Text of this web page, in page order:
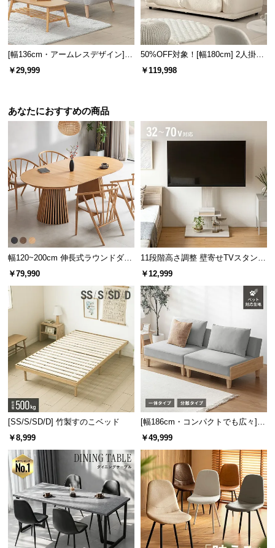
経
路
に
つ
て
返
品・
ン
セ
ル
に
い
て
保
て
会
規
約
い
て
客
[幅136cm・アームレスデザイン]
北欧調 2人掛けソファ シープボア
￥29,999
50%OFF対象！[幅180cm] 2人掛け
ソファ
￥119,998
あなたにおすすめの商品
幅120~200cm 伸長式ラウンドダイ
ニングテーブル 6人掛け 天然木突
￥79,990
11段階高さ調整 壁寄せTVスタンド
キャスター付き 上下左右角度調節
￥12,999
[SS/S/SD/D] 竹製すのこベッド
￥8,999
[幅186cm・コンパクトでも広々] 3
人掛けソファベッド リクライニン
￥49,999